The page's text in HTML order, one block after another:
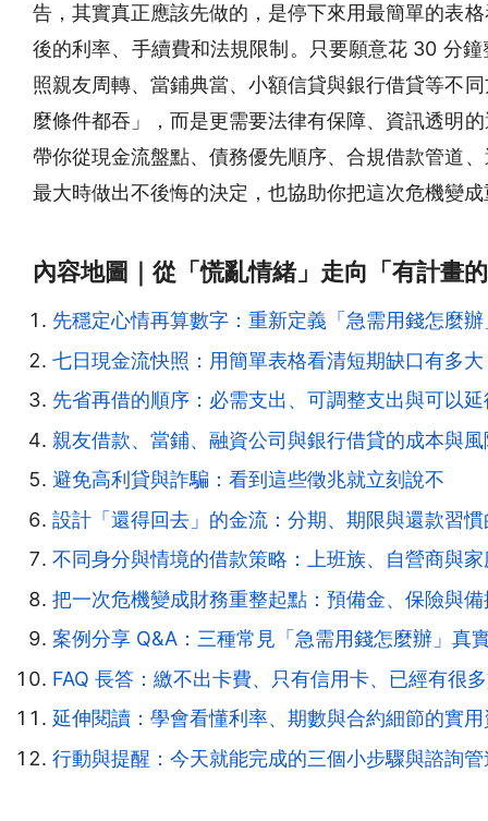
告，其實真正應該先做的，是停下來用最簡單的表
後的利率、手續費和法規限制。只要願意花 30 分
照親友周轉、當鋪典當、小額信貸與銀行借貸等不
麼條件都吞」，而是更需要法律有保障、資訊透明
帶你從現金流盤點、債務優先順序、合規借款管道
最大時做出不後悔的決定，也協助你把這次危機變
內容地圖｜從「慌亂情緒」走向「有計畫
先穩定心情再算數字：重新定義「急需用錢怎麼
七日現金流快照：用簡單表格看清短期缺口有多大
先省再借的順序：必需支出、可調整支出與可以
親友借款、當鋪、融資公司與銀行借貸的成本與
避免高利貸與詐騙：看到這些徵兆就立刻說不
設計「還得回去」的金流：分期、期限與還款習
不同身分與情境的借款策略：上班族、自營商與
把一次危機變成財務重整起點：預備金、保險與
案例分享 Q&A：三種常見「急需用錢怎麼辦」真
FAQ 長答：繳不出卡費、只有信用卡、已經有很
延伸閱讀：學會看懂利率、期數與合約細節的實用
行動與提醒：今天就能完成的三個小步驟與諮詢管